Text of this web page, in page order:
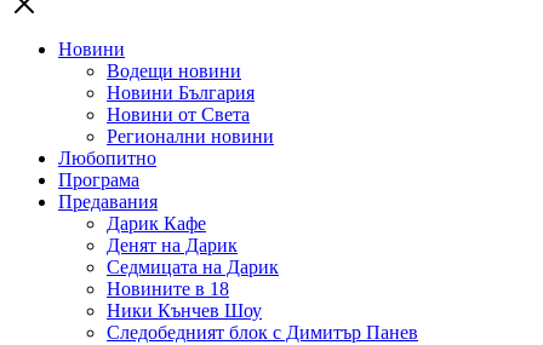
Новини
Водещи новини
Новини България
Новини от Света
Регионални новини
Любопитно
Програма
Предавания
Дарик Кафе
Денят на Дарик
Седмицата на Дарик
Новините в 18
Ники Кънчев Шоу
Следобедният блок с Димитър Панев